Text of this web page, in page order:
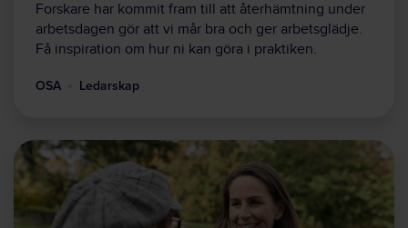
Forskare har kommit fram till att återhämtning under
arbetsdagen gör att vi mår bra och ger arbetsglädje.
Få inspiration om hur ni kan göra i praktiken.
OSA Ledarskap